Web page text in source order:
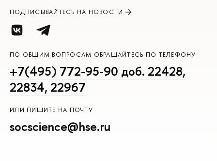
ПОДПИСЫВАЙТЕСЬ НА НОВОСТИ
ПО ОБЩИМ ВОПРОСАМ ОБРАЩАЙТЕСЬ ПО ТЕЛЕФОНУ
+7(495) 772-95-90 доб. 22428,
22834, 22967
ИЛИ ПИШИТЕ НА ПОЧТУ
socscience@hse.ru